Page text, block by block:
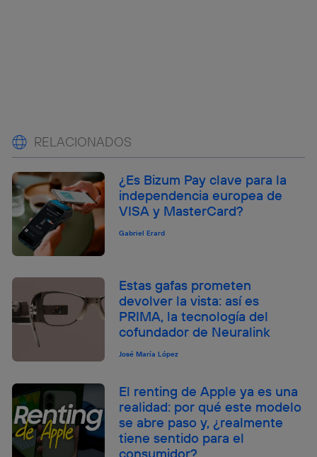
RELACIONADOS
¿Es Bizum Pay clave para la
independencia europea de
VISA y MasterCard?
Gabriel Erard
Estas gafas prometen
devolver la vista: así es
PRIMA, la tecnología del
cofundador de Neuralink
José María López
El renting de Apple ya es una
realidad: por qué este modelo
se abre paso y, ¿realmente
tiene sentido para el
consumidor?